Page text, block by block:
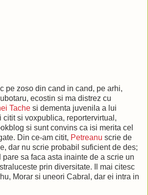
pe zoso din cand in cand, pe arhi,
ecostin si ma distrez cu
Tache si dementa juvenila a lui
citit si voxpublica, reportervirtual,
si sunt convins ca isi merita cel
Din ce-am citit, Petreanu scrie de
dar nu scrie probabil suficient de des;
sa faca asta inainte de a scrie un
prin diversitate. Il mai citesc
Morar si uneori Cabral, dar ei intra in